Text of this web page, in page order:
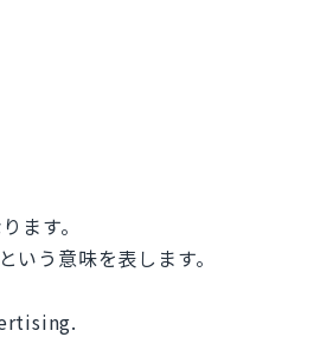
ます。
う意味を表します。